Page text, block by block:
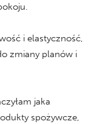
i elastyczność,
zmiany planów i
jaka
spożywcze,